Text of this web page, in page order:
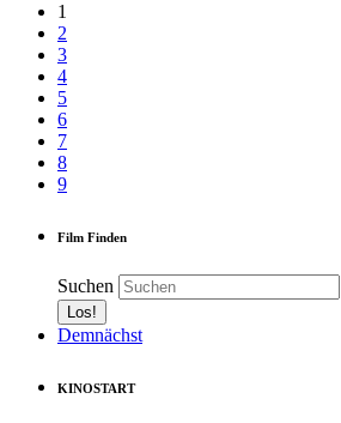
1
2
3
4
5
6
7
8
9
Film Finden
Suchen
Demnächst
KINOSTART